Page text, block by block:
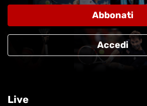
Abbonati
Accedi
Live